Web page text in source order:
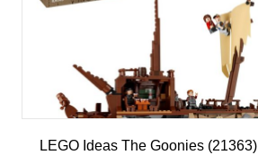
LEGO Ideas The Goonies (21363)